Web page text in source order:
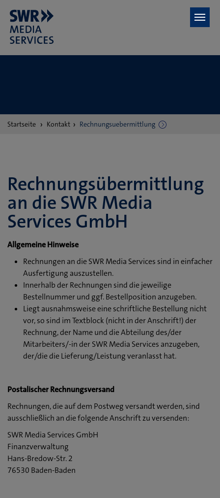
Sie
Startseite Kontakt Rechnungsuebermittlung
Rechnungsübermittlung
an die SWR Media
Services GmbH
Allgemeine Hinweise
Rechnungen an die SWR Media Services sind in einfacher
Ausfertigung auszustellen.
Innerhalb der Rechnungen sind die jeweilige
Bestellnummer und ggf. Bestellposition anzugeben.
Liegt ausnahmsweise eine schriftliche Bestellung nicht
vor, so sind im Textblock (nicht in der Anschrift!) der
Rechnung, der Name und die Abteilung des/der
Mitarbeiters/-in der SWR Media Services anzugeben,
der/die die Lieferung/Leistung veranlasst hat.
Postalischer Rechnungsversand
Rechnungen, die auf dem Postweg versandt werden, sind
ausschließlich an die folgende Anschrift zu versenden:
SWR Media Services GmbH
Finanzverwaltung
Hans-Bredow-Str. 2
76530 Baden-Baden